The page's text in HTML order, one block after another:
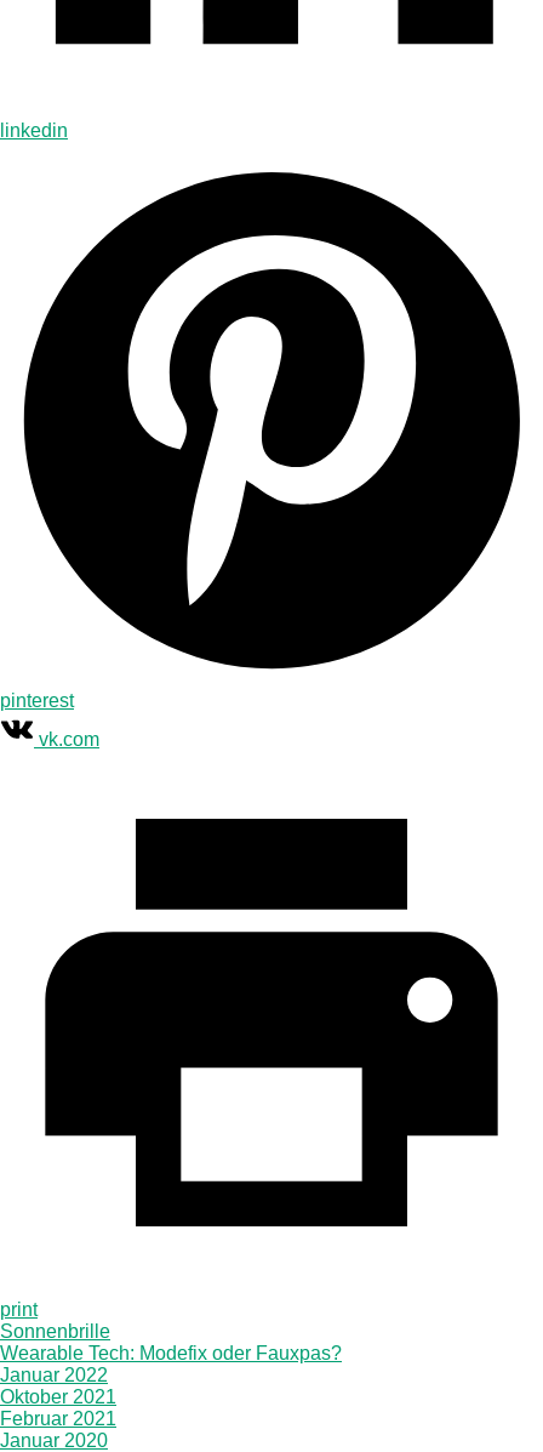
linkedin
pinterest
vk.com
print
Sonnenbrille
Wearable Tech: Modefix oder Fauxpas?
Januar 2022
Oktober 2021
Februar 2021
Januar 2020